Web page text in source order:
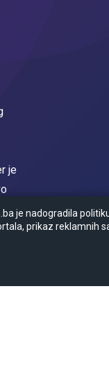
je
je nadogradila
prikaz reklamnih